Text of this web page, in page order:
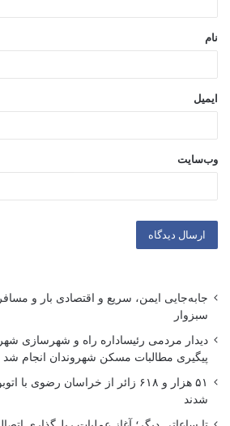
*
نام
ایمیل
وب‌سایت
جابه‌جایی ایمن، سریع و اقتصادی بار و
سبزوار
دیدار مردمی رئیساداره راه و شهرسازی
پیگیری مطالبات مسکن شهروندان انجام شد
۵۱ هزار و ۶۱۸ زائر از خراسان
شدند